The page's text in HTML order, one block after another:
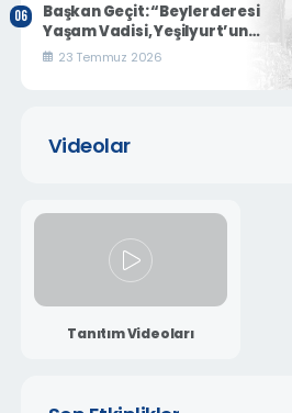
Başkan Geçit: “Beylerderesi
Yaşam Vadisi, Yeşilyurt’un
Turizm Ve Sosyal Yaşamına Yeni
23 Temmuz 2026
Videolar
Tanıtım Videoları